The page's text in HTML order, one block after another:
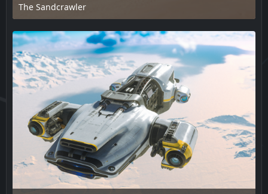
The Sandcrawler
18. Februar 2025 um 15:30
1